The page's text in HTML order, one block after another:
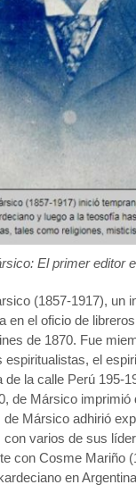
El primer editor
(1857-1917), un
en el oficio de
de 1870. Fue
espiritualistas, el
de la calle Perú 195-
de Mársico
de Mársico adhirió
varios de sus
con Cosme Mariño
en